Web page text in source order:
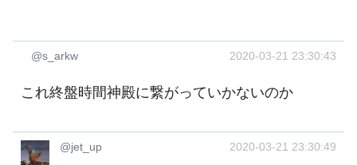
@s_arkw 2020-03-21 23:30:43
これ終盤時間神殿に繋がっていかないのか
@jet_up 2020-03-21 23:30:49